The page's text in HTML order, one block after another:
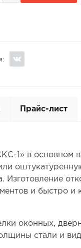
Прайс-лист
1» в основном
и быстро и
оконных,
стали и